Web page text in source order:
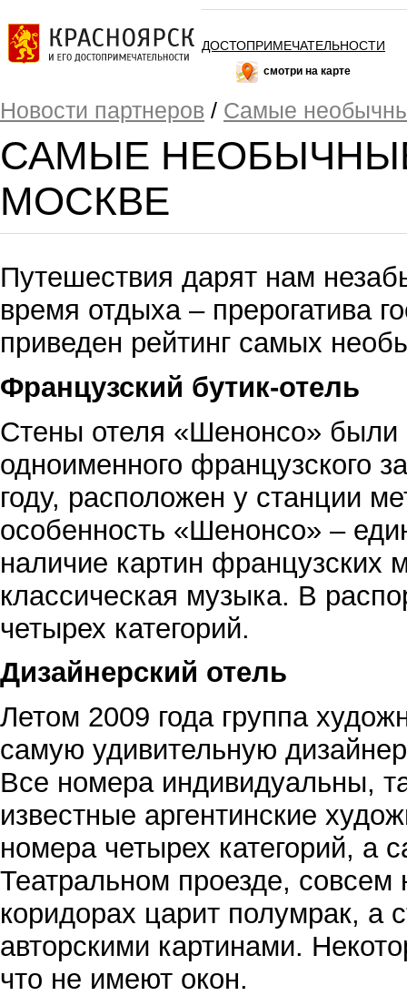
ДОСТОПРИМЕЧАТЕЛЬНОСТИ
смотри на карте
Новости партнеров / Самые
САМЫЕ
МОСКВЕ
Путешествия дарят нам
время отдыха – прерогатива
приведен рейтинг самых
Французский бутик-отель
Стены отеля «Шенонсо» были
одноименного французского
году, расположен у станции
особенность «Шенонсо» –
наличие картин французских
классическая музыка. В
четырех категорий.
Дизайнерский отель
Летом 2009 года группа
самую удивительную
Все номера индивидуальны,
известные аргентинские
номера четырех категорий, а
Театральном проезде,
коридорах царит полумрак,
авторскими картинами.
что не имеют окон.